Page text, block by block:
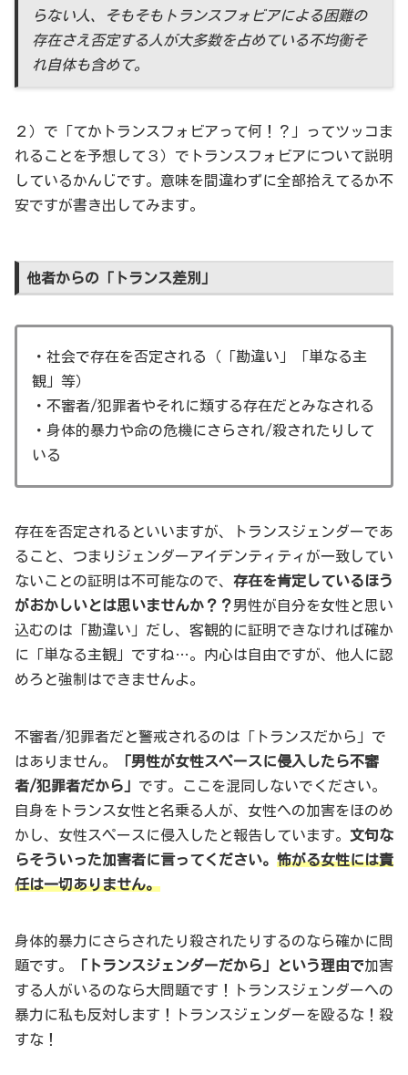
らない人、そもそもトランスフォビアによる困難の
存在さえ否定する人が大多数を占めている不均衡そ
れ自体も含めて。
２）で「てかトランスフォビアって何！？」ってツッコま
れることを予想して３）でトランスフォビアについて説明
しているかんじです。意味を間違わずに全部拾えてるか不
安ですが書き出してみます。
他者からの「トランス差別」
・社会で存在を否定される（「勘違い」「単なる主
観」等）
・不審者/犯罪者やそれに類する存在だとみなされる
・身体的暴力や命の危機にさらされ/殺されたりして
いる
存在を否定されるといいますが、トランスジェンダーであ
ること、つまりジェンダーアイデンティティが一致してい
ないことの証明は不可能なので、 存在を肯定しているほう
がおかしいとは思いませんか？？男性が自分を女性と思い
込むのは「勘違い」だし、客観的に証明できなければ確か
に「単なる主観」ですね…。内心は自由ですが、他人に認
めろと強制はできませんよ。
不審者/犯罪者だと警戒されるのは「トランスだから」で
はありません。
「男性が女性スペースに侵入したら不審
者/犯罪者だから」 です。ここを混同しないでください。
自身をトランス女性と名乗る人が、女性への加害をほのめ
かし、女性スペースに侵入したと報告しています。 文句な
らそういった加害者に言ってください。 怖がる女性には責
任は一切ありません。
身体的暴力にさらされたり殺されたりするのなら確かに問
題です。
「トランスジェンダーだから」という理由で加害
する人がいるのなら大問題です！トランスジェンダーへの
暴力に私も反対します！トランスジェンダーを殴るな！殺
すな！